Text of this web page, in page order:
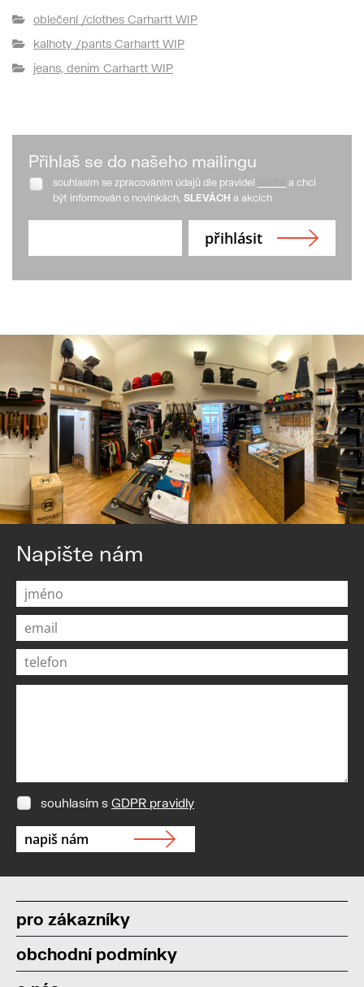
oblečení /clothes Carhartt WIP
kalhoty /pants Carhartt WIP
jeans, denim Carhartt WIP
Přihlaš se do našeho mailingu
souhlasím se zpracováním údajů dle pravidel
a chci
být informován o novinkách, SLEVÁCH a akcích
Napište nám
souhlasím s GDPR pravidly
pro zákazníky
obchodní podmínky